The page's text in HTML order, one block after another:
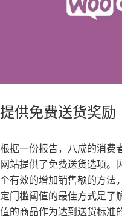
提供免费送货奖励
根据一份报告，八成的消费
网站提供了免费送货选项。
个有效的增加销售额的方法
定门槛阈值的最佳方式是了
值的商品作为达到送货标准